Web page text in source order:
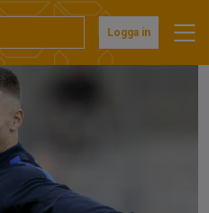
Logga in